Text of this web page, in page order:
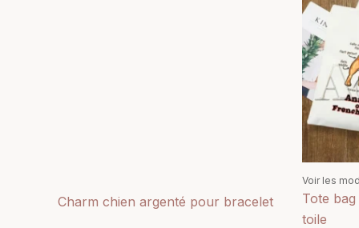
Charm chien argenté pour bracelet
page
Voir les
Tote
toile